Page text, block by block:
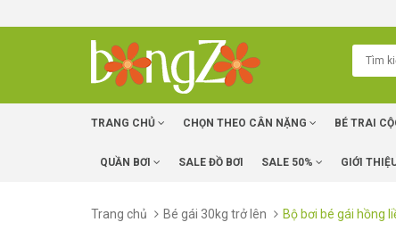
TRANG CHỦ CHỌN THEO CÂN NẶNG BÉ TRAI
QUẦN BƠI SALE ĐỒ BƠI SALE 50% GIỚI
Trang chủ Bé gái 30kg trở lên Bộ bơi bé gái hồng